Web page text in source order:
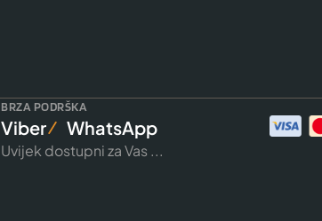
BRZA PODRŠKA
Viber WhatsApp
Uvijek dostupni za Vas ...